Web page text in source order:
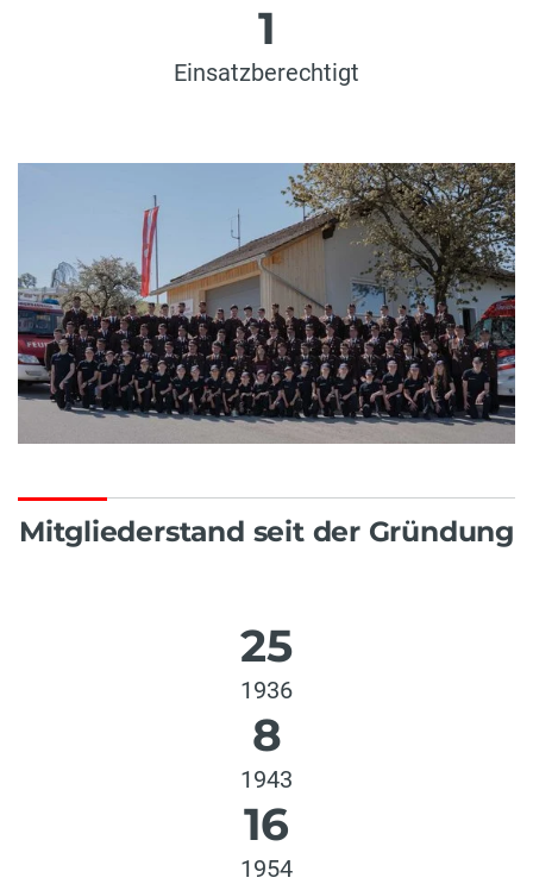
1
Einsatzberechtigt
Mitgliederstand seit der Gründung
25
1936
8
1943
16
1954